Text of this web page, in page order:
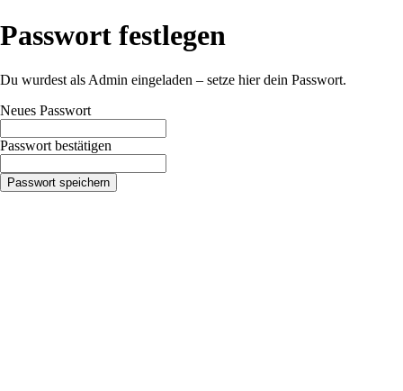
Passwort festlegen
Du wurdest als Admin eingeladen – setze hier dein Passwort.
Neues Passwort
Passwort bestätigen
Passwort speichern